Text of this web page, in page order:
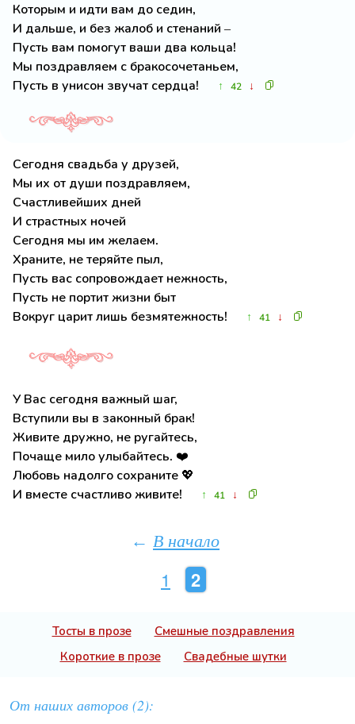
Которым и идти вам до седин,
И дальше, и без жалоб и стенаний –
Пусть вам помогут ваши два кольца!
Мы поздравляем с бракосочетаньем,
Пусть в унисон звучат сердца!
↑ 42 ↓
Сегодня свадьба у друзей,
Мы их от души поздравляем,
Счастливейших дней
И страстных ночей
Сегодня мы им желаем.
Храните, не теряйте пыл,
Пусть вас сопровождает нежность,
Пусть не портит жизни быт
Вокруг царит лишь безмятежность!
↑ 41 ↓
У Вас сегодня важный шаг,
Вступили вы в законный брак!
Живите дружно, не ругайтесь,
Почаще мило улыбайтесь. ❤️
Любовь надолго сохраните 💖
И вместе счастливо живите!
↑ 41 ↓
← В начало
1 2
Тосты в прозе
Смешные поздравления
Короткие в прозе
Свадебные шутки
От наших авторов (2):